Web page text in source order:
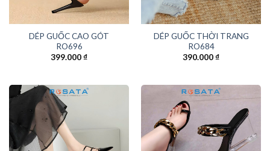
DÉP GUỐC CAO GÓT
RO696
399.000₫
DÉP GUỐC THỜI TRANG
RO684
390.000₫